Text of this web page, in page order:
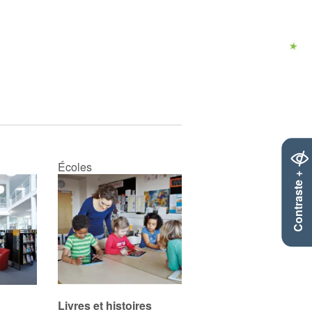
Contraste +
Écoles
Livres et histoires